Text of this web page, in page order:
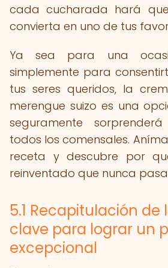
cada cucharada hará
convierta en uno de tus
Ya sea para una
simplemente para
tus seres queridos, la
merengue suizo es una
seguramente
todos los comensales.
receta y descubre por
reinventado que nunca
5.1 Recapitulación de
clave para lograr un
excepcional